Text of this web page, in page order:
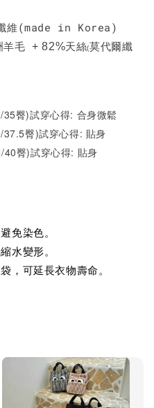
纖維(made in Korea)
羊毛+ 82%天絲(莫代爾纖
臀)試穿心得: 合身微鬆
臀)試穿心得: 貼身
臀)試穿心得: 貼身
免染色。
水變形。
，可延長衣物壽命。